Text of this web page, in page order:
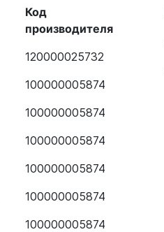
Код
производителя
120000025732
100000005874
100000005874
100000005874
100000005874
100000005874
100000005874